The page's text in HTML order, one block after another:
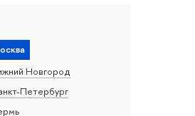
Новгород
Петербург